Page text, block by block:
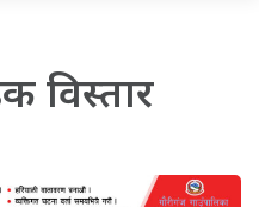
विस्तार